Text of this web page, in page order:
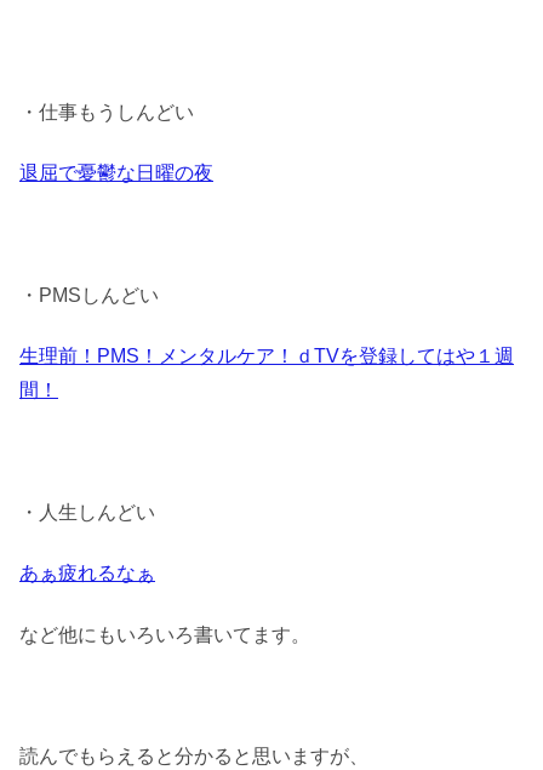
・仕事もうしんどい
退屈で憂鬱な日曜の夜
・PMSしんどい
生理前！PMS！メンタルケア！ｄTVを登録してはや１週
間！
・人生しんどい
あぁ疲れるなぁ
など他にもいろいろ書いてます。
読んでもらえると分かると思いますが、